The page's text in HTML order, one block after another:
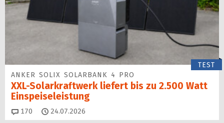
TEST
ANKER SOLIX SOLARBANK 4 PRO
XXL-Solarkraftwerk liefert bis zu 2.500 Watt
Einspeise­leistung
170 Kommentare
24.07.2026